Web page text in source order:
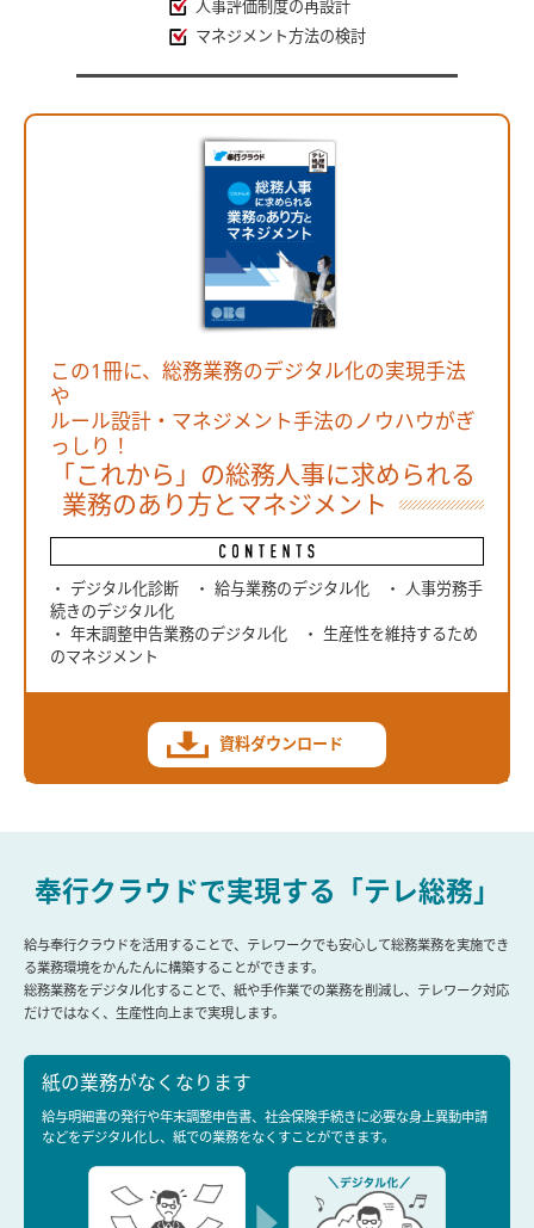
人事評価制度の再設計
マネジメント方法の検討
この1冊に、総務業務のデジタル化の実現手法
や
ルール設計・マネジメント手法のノウハウがぎ
っしり！
「これから」の総務人事に求められる
業務のあり方とマネジメント
・ デジタル化診断 ・ 給与業務のデジタル化 ・ 人事労務手
続きのデジタル化
・ 年末調整申告業務のデジタル化 ・ 生産性を維持するため
のマネジメント
資料ダウンロード
奉行クラウドで実現する「テレ総務」
給与奉行クラウドを活用することで、テレワークでも安心して総務業務を実施でき
る業務環境をかんたんに構築することができます。
総務業務をデジタル化することで、紙や手作業での業務を削減し、テレワーク対応
だけではなく、生産性向上まで実現します。
紙の業務がなくなります
給与明細書の発行や年末調整申告書、社会保険手続きに必要な身上異動申請
などをデジタル化し、紙での業務をなくすことができます。